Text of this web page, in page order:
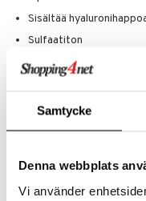
Samtycke
Denna webbplats
Vi använder
Sisältää
Sulfaatiton
Sitruksen, puun ja
Aqua, Sodium Methyl